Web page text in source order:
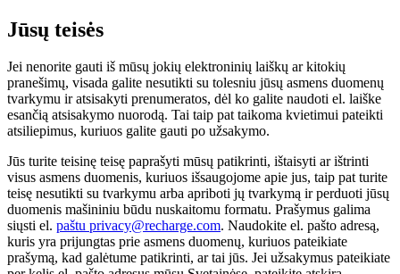
Jūsų teisės
Jei nenorite gauti iš mūsų jokių elektroninių laiškų ar kitokių
pranešimų, visada galite nesutikti su tolesniu jūsų asmens duomenų
tvarkymu ir atsisakyti prenumeratos, dėl ko galite naudoti el. laiške
esančią atsisakymo nuorodą. Tai taip pat taikoma kvietimui pateikti
atsiliepimus, kuriuos galite gauti po užsakymo.
Jūs turite teisinę teisę paprašyti mūsų patikrinti, ištaisyti ar ištrinti
visus asmens duomenis, kuriuos išsaugojome apie jus, taip pat turite
teisę nesutikti su tvarkymu arba apriboti jų tvarkymą ir perduoti jūsų
duomenis mašininiu būdu nuskaitomu formatu. Prašymus galima
siųsti el. paštu privacy@recharge.com. Naudokite el. pašto adresą,
kuris yra prijungtas prie asmens duomenų, kuriuos pateikiate
prašymą, kad galėtume patikrinti, ar tai jūs. Jei užsakymus pateikiate